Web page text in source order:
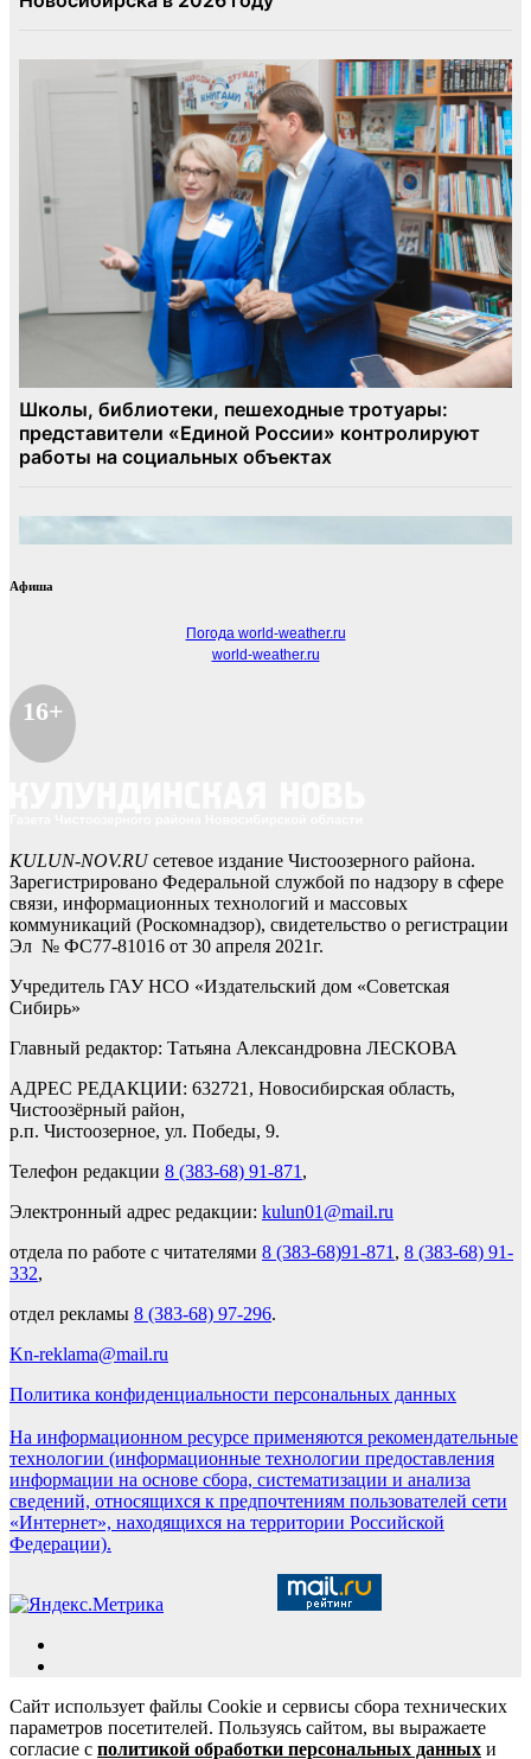
Афиша
Погода world-weather.ru
world-weather.ru
16+
KULUN-NOV.RUсетевое издание Чистоозерного района.
Зарегистрировано Федеральной службой по надзору в сфере
связи, информационных технологий и массовых
коммуникаций (Роскомнадзор), свидетельство о регистрации
Эл № ФС77-81016 от 30 апреля 2021г.
Учредитель ГАУ НСО «Издательский дом «Советская
Сибирь»
Главный редактор: Татьяна Александровна ЛЕСКОВА
АДРЕС РЕДАКЦИИ: 632721, Новосибирская область,
Чистоозёрный район,
р.п. Чистоозерное, ул. Победы, 9.
Телефон редакции 8 (383-68) 91-871 ,
Электронный адрес редакции: kulun01@mail.ru
отдела по работе с читателями 8 (383-68)91-871 , 8 (383-68) 91-
332,
отдел рекламы 8 (383-68) 97-296.
Kn-reklama@mail.ru
Политика конфиденциальности персональных данных
На информационном ресурсе применяются рекомендательные
технологии (информационные технологии предоставления
информации на основе сбора, систематизации и анализа
сведений, относящихся к предпочтениям пользователей сети
«Интернет», находящихся на территории Российской
Федерации).
Сайт использует файлы Cookie и сервисы сбора технических
параметров посетителей. Пользуясь сайтом, вы выражаете
согласие с политикой обработки персональных данных и